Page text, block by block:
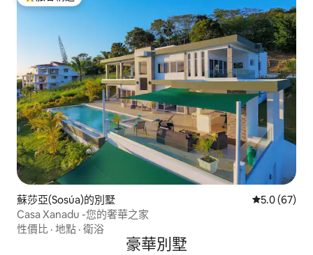
蘇莎亞(Sosúa)的別墅 從 67 則評
5.0 (67)
Casa Xanadu -您的奢華之家
性價比 · 地點 · 衛浴
豪華別墅